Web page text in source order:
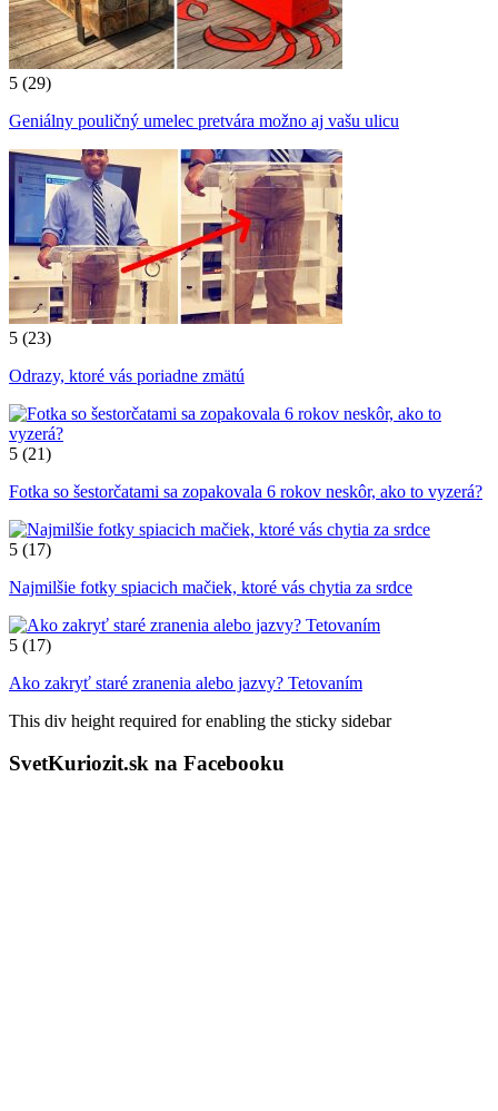
5 (29)
Geniálny pouličný umelec pretvára možno aj vašu ulicu
5 (23)
Odrazy, ktoré vás poriadne zmätú
5 (21)
Fotka so šestorčatami sa zopakovala 6 rokov neskôr, ako to vyzerá?
5 (17)
Najmilšie fotky spiacich mačiek, ktoré vás chytia za srdce
5 (17)
Ako zakryť staré zranenia alebo jazvy? Tetovaním
This div height required for enabling the sticky sidebar
SvetKuriozit.sk na Facebooku